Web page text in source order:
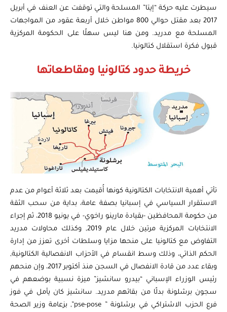
سيطرت عليه حركة “إيتا” المسلحة والتي توقفت عن العنف في أبريل
2017 بعد مقتل حوالي 800 مواطن خلال أربعة عقود من المواجهات
المسلحة مع مدريد. ومن هنا ليس سهلًا على الحكومة المركزية
قبول فكرة استقلال كتالونيا.
خريطة حدود كتالونيا ومقاطعاتها
تأتي أهمية الانتخابات الكتالونية كونها أُقيمت بعد ثلاثة أعوام من عدم
الاستقرار السياسي في إسبانيا بصفة عامة، بداية من سحب الثقة
من حكومة المحافظين -بقيادة مارينو راخوي- في يونيو 2018، ثم إجراء
الانتخابات المركزية مرتين خلال عام 2019, وكذلك محاولات مدريد
التفاوض مع كتالونيا على منحها مزايا وسلطات أخرى تعزز من إدارة
الحكم الذاتي، وذلك وسط انقسام في الأحزاب الانفصالية الكتالونية,
وبقاء عدد من قادة الانفصال في السجن منذ أكتوبر 2017، وإن منحهم
رئيس الوزراء الإسباني “بيدرو سانشيز” ميزة نسبية بوضعهم في
سجون برشلونة بدلًا من بقائهم مدريد. سانشيز كان يأمل في فوز
فرع الحزب الاشتراكي في برشلونة ” pse-pose”, بزعامة وزير الصحة